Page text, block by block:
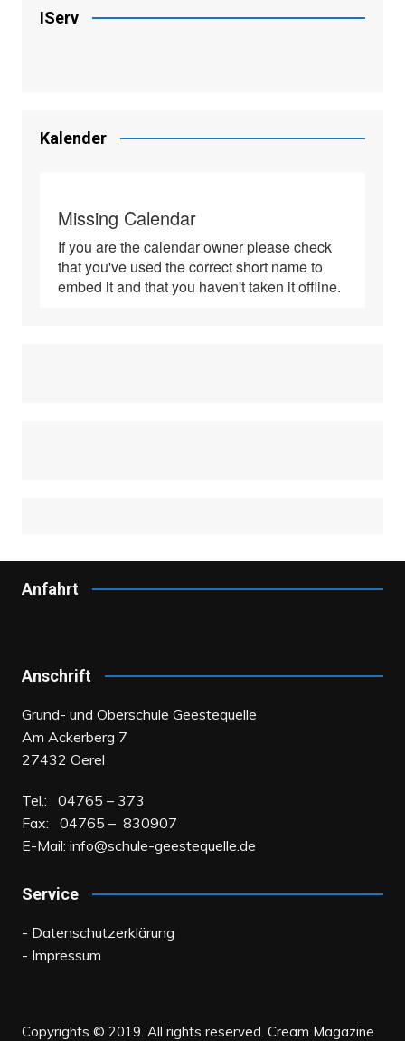
IServ
Kalender
Anfahrt
Anschrift
Grund- und Oberschule Geestequelle
Am Ackerberg 7
27432 Oerel
Tel.: 04765 – 373
Fax: 04765 – 830907
E-Mail: info@schule-geestequelle.de
Service
- Datenschutzerklärung
- Impressum
Copyrights © 2019. All rights reserved. Cream Magazine